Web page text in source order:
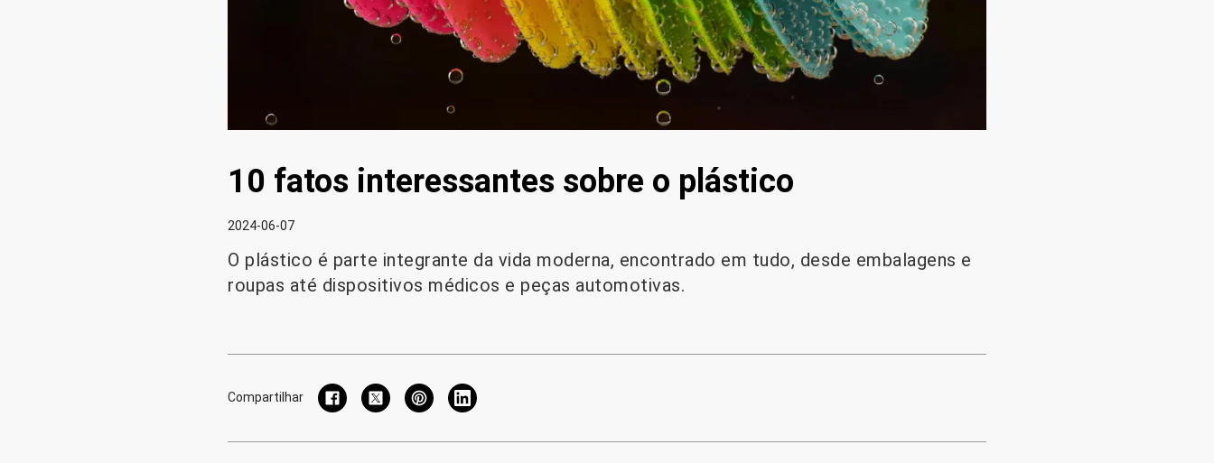
10 fatos interessantes sobre o plástico
2024-06-07
O plástico é parte integrante da vida moderna, encontrado em tudo, desde embalagens e
roupas até dispositivos médicos e peças automotivas.
Compartilhar